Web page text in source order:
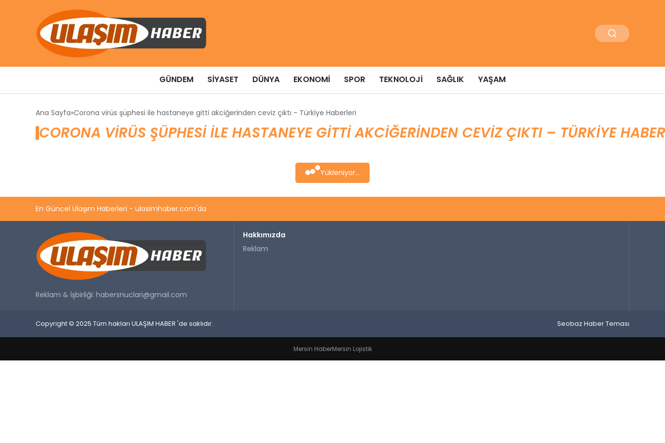
GÜNDEM SIYASET DÜNYA EKONOMI SPOR TEKNOLOJI SAĞLIK YAŞAM
Ana Sayfa Corona virüs şüphesi ile hastaneye gitti akciğerinden ceviz çıktı - Türkiye Haberleri
CORONA VIRÜS ŞÜPHESI ILE HASTANEYE GITTI AKCIĞERINDEN CEVIZ ÇIKTI – TÜRKIYE
Yükleniyor...
En Güncel Ulaşım Haberleri - ulasimhaber.com'da
Reklam & İşbirliği: habersnuclari@gmail.com
Hakkımızda
Reklam
Copyright © 2025 Tüm hakları ULAŞIM HABER 'de saklıdır. Seobaz Haber Teması
Mersin HaberMersin Lojistik